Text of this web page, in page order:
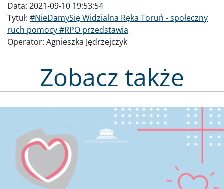
Data: 2021-09-10 19:53:54
Tytuł: #NieDamySię Widzialna Ręka Toruń - społeczny
ruch pomocy #RPO przedstawia
Operator: Agnieszka Jędrzejczyk
Zobacz także